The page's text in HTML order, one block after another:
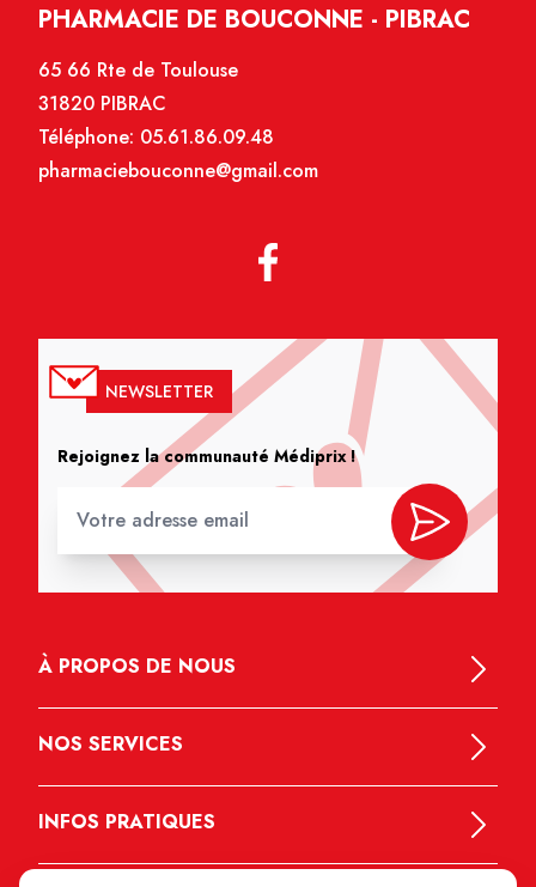
PHARMACIE DE BOUCONNE - PIBRAC
65 66 Rte de Toulouse
31820 PIBRAC
Téléphone: 05.61.86.09.48
pharmaciebouconne@gmail.com
NEWSLETTER
Rejoignez la communauté Médiprix !
À PROPOS DE NOUS
NOS SERVICES
INFOS PRATIQUES